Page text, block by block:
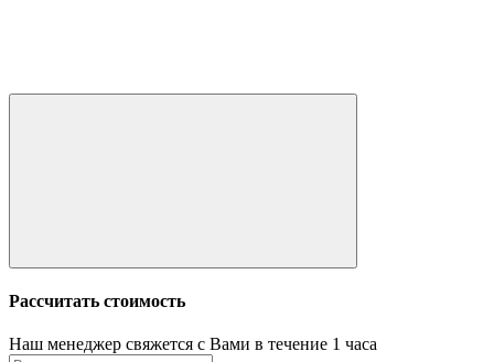
Рассчитать стоимость
Наш менеджер свяжется с Вами в течение 1 часа